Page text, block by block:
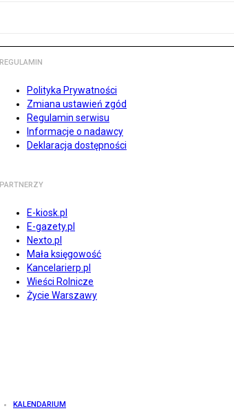
REGULAMIN
Polityka Prywatności
Zmiana ustawień zgód
Regulamin serwisu
Informacje o nadawcy
Deklaracja dostępności
PARTNERZY
E-kiosk.pl
E-gazety.pl
Nexto.pl
Mała księgowość
Kancelarierp.pl
Wieści Rolnicze
Życie Warszawy
KALENDARIUM